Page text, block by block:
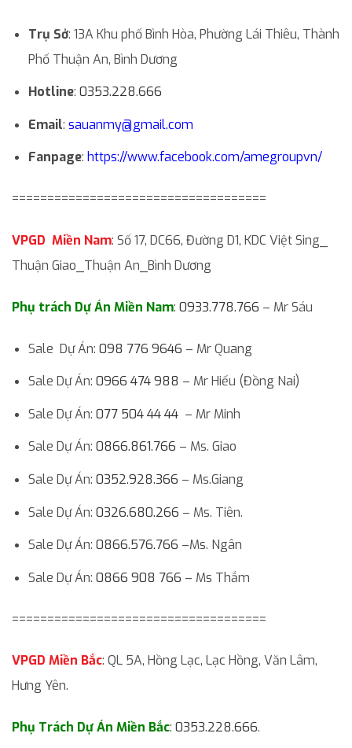
Trụ Sở: 13A Khu phố Bình Hòa, Phường Lái Thiêu, Thành
Phố Thuận An, Bình Dương
Hotline: 0353.228.666
Email: sauanmy@gmail.com
Fanpage: https://www.facebook.com/amegroupvn/
====================================
VPGD Miền Nam: Số 17, DC66, Đường D1, KDC Việt Sing_
Thuận Giao_Thuận An_Bình Dương
Phụ trách Dự Án Miền Nam: 0933.778.766 – Mr Sáu
Sale Dự Án: 098 776 9646 – Mr Quang
Sale Dự Án: 0966 474 988 – Mr Hiếu (Đồng Nai)
Sale Dự Án: 077 504 44 44– Mr Minh
Sale Dự Án: 0866.861.766 – Ms. Giao
Sale Dự Án: 0352.928.366 – Ms.Giang
Sale Dự Án: 0326.680.266 – Ms. Tiên.
Sale Dự Án: 0866.576.766 –Ms. Ngân
Sale Dự Án: 0866 908 766 – Ms Thắm
====================================
VPGD Miền Bắc: QL 5A, Hồng Lạc, Lạc Hồng, Văn Lâm,
Hưng Yên.
Phụ Trách Dự Án Miền Bắc: 0353.228.666.